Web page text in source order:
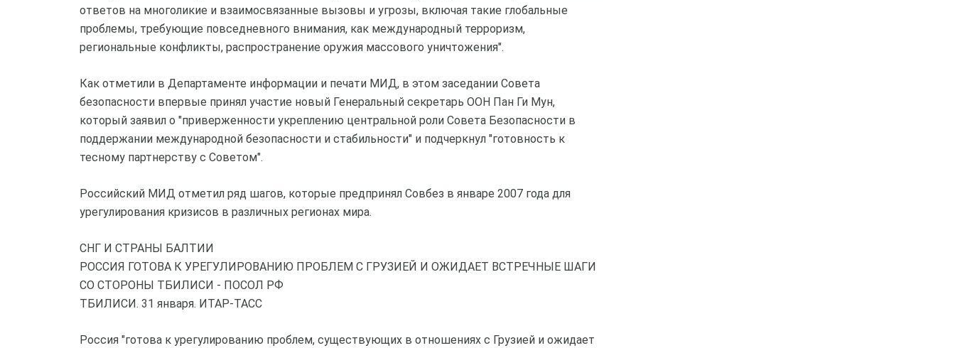
ответов на многоликие и взаимосвязанные вызовы и угрозы, включая такие глобальные
проблемы, требующие повседневного внимания, как международный терроризм,
региональные конфликты, распространение оружия массового уничтожения".
Как отметили в Департаменте информации и печати МИД, в этом заседании Совета
безопасности впервые принял участие новый Генеральный секретарь ООН Пан Ги Мун,
который заявил о "приверженности укреплению центральной роли Совета Безопасности в
поддержании международной безопасности и стабильности" и подчеркнул "готовность к
тесному партнерству с Советом".
Российский МИД отметил ряд шагов, которые предпринял Совбез в январе 2007 года для
урегулирования кризисов в различных регионах мира.
СНГ И СТРАНЫ БАЛТИИ
РОССИЯ ГОТОВА К УРЕГУЛИРОВАНИЮ ПРОБЛЕМ С ГРУЗИЕЙ И ОЖИДАЕТ ВСТРЕЧНЫЕ ШАГИ
СО СТОРОНЫ ТБИЛИСИ - ПОСОЛ РФ
ТБИЛИСИ. 31 января. ИТАР-ТАСС
Россия "готова к урегулированию проблем, существующих в отношениях с Грузией и ожидает